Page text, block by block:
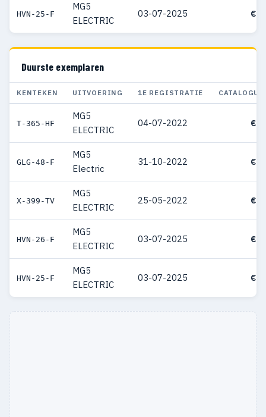
HVN-25-F
MG5
ELECTRIC
03-07-2025 €
Duurste exemplaren
KENTEKEN UITVOERING 1E REGISTRATIE
T-365-HF
MG5
ELECTRIC
04-07-2022 €
GLG-48-F
MG5
Electric
31-10-2022 €
X-399-TV
MG5
ELECTRIC
25-05-2022 €
HVN-26-F
MG5
ELECTRIC
03-07-2025 €
HVN-25-F
MG5
ELECTRIC
03-07-2025 €